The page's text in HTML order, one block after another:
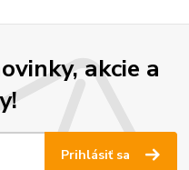
akcie a
Prihlásiť sa